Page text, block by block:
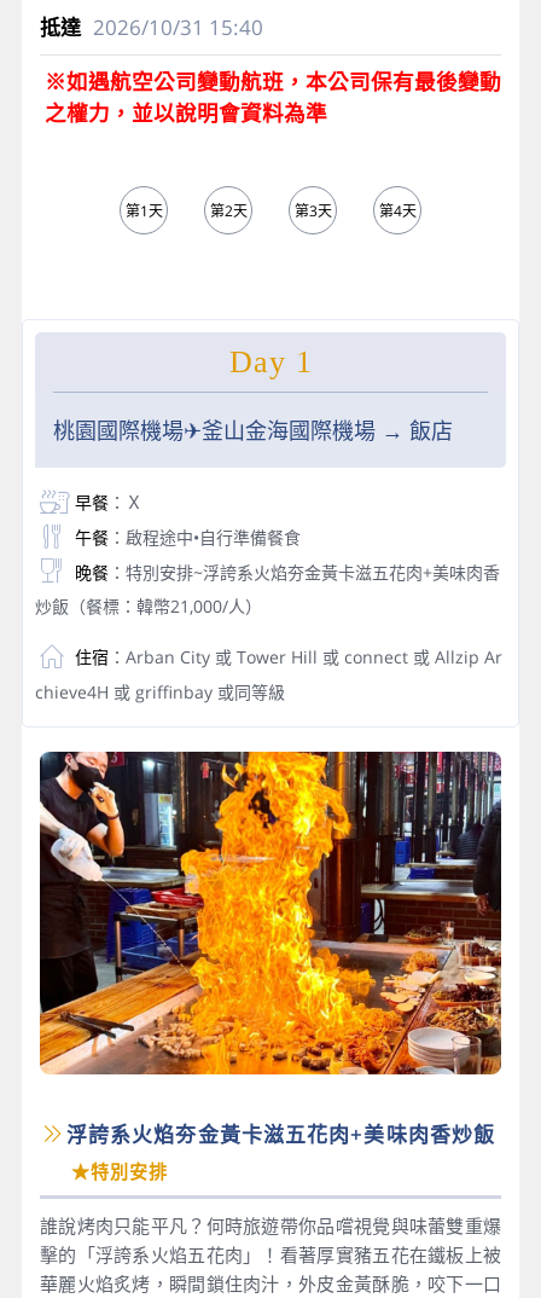
2026/10/31 15:40
※如遇航空公司變動航班，本公司保有最後變動
之權力，並以說明會資料為準
第1天 第2天 第3天 第4天
Day 1
桃園國際機場✈︎釜山金海國際機場 → 飯店
早餐：Ｘ
午餐：啟程途中•自行準備餐食
晚餐：特別安排~浮誇系火焰夯金黃卡滋五花肉+美味肉香
炒飯（餐標：韓幣21,000/人）
住宿 ：Arban City 或 Tower Hill 或 connect 或 Allzip Ar
chieve4H 或 griffinbay 或同等級
浮誇系火焰夯金黃卡滋五花肉+美味肉香炒飯
★特別安排
誰說烤肉只能平凡？何時旅遊帶你品嚐視覺與味蕾雙重爆
擊的「浮誇系火焰五花肉」！看著厚實豬五花在鐵板上被
華麗火焰炙烤，瞬間鎖住肉汁，外皮金黃酥脆，咬下一口